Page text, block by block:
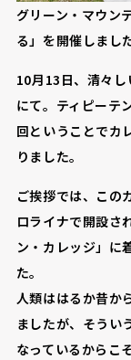
グリーン・マウン
る」を開催しまし
10月13日、清々
にて。ティピーテ
回ということでカ
りました。
ご挨拶では、この
ロライナで開設さ
ン・カレッジ」に
た。
人類ははるか昔か
ましたが、そうい
なっているからこ